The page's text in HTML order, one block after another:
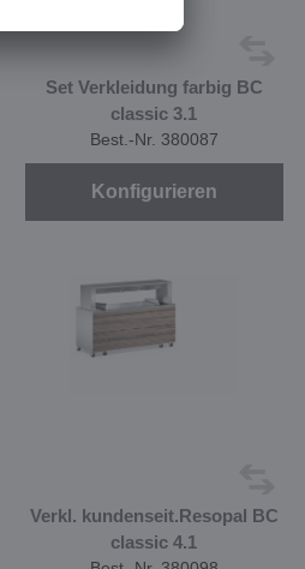
Set Verkleidung farbig BC
classic 3.1
Best.-Nr. 380087
Konfigurieren
Verkl. kundenseit.Resopal BC
classic 4.1